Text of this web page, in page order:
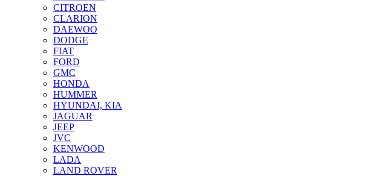
CITROEN
CLARION
DAEWOO
DODGE
FIAT
FORD
GMC
HONDA
HUMMER
HYUNDAI, KIA
JAGUAR
JEEP
JVC
KENWOOD
LADA
LAND ROVER